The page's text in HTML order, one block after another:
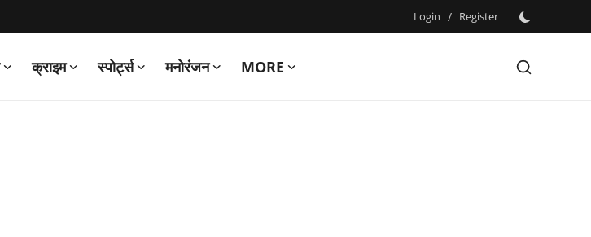
Login / Register
क्राइम स्पोर्ट्स मनोरंजन MORE